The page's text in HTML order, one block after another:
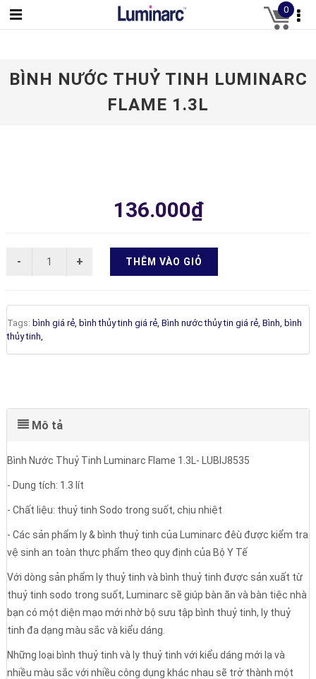
0
BÌNH NƯỚC THUỶ TINH LUMINARC
FLAME 1.3L
136.000₫
THÊM VÀO GIỎ
Tags: bình giá rẻ, bình thủy tinh giá rẻ, Bình nước thủy tin giá rẻ, Bình, bình
thủy tinh,
Mô tả
Bình Nước Thuỷ Tinh Luminarc Flame 1.3L- LUBIJ8535
- Dung tích: 1.3 lít
- Chất liệu: thuỷ tinh Sodo trong suốt, chịu nhiệt
- Các sản phẩm ly & bình thuỷ tinh của Luminarc đêù được kiểm tra
vệ sinh an toàn thực phẩm theo quy định của Bộ Y Tế
Với dòng sản phẩm ly thuỷ tinh và bình thuỷ tinh được sản xuất từ
thuỷ tinh sodo trong suốt, Luminarc sẽ giúp bàn ăn và bàn tiệc nhà
bạn có một diện mạo mới nhờ bộ sưu tập bình thuỷ tinh, ly thuỷ
tinh đa dạng màu sắc và kiểu dáng.
Những loại bình thuỷ tinh và ly thuỷ tinh với kiểu dáng mới lạ và
nhiều màu sắc với nhiều công dụng khác nhau sẽ trở thành một